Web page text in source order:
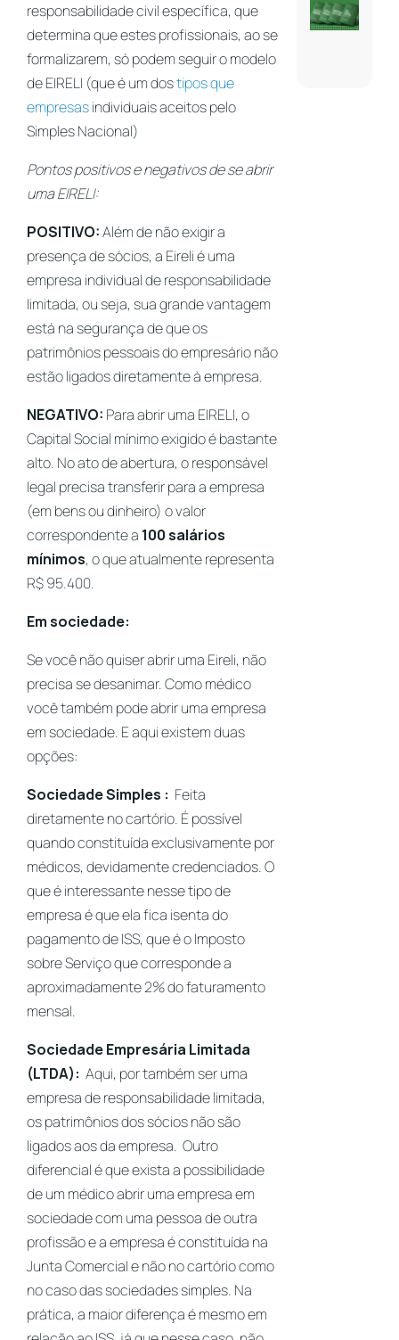
responsabilidade civil específica, que
determina que estes profissionais, ao se
formalizarem, só podem seguir o modelo
de EIRELI (que é um dostipos que
empresasindividuais aceitos pelo
Simples Nacional)
Pontos positivos e negativos de se abrir
uma EIRELI:
POSITIVO:Além de não exigir a
presença de sócios, a Eireli é uma
empresa individual de responsabilidade
limitada, ou seja, sua grande vantagem
está na segurança de que os
patrimônios pessoais do empresário não
estão ligados diretamente à empresa.
NEGATIVO: Para abrir uma EIRELI, o
Capital Social mínimo exigido é bastante
alto. No ato de abertura, o responsável
legal precisa transferir para a empresa
(em bens ou dinheiro) o valor
correspondente a 100 salários
mínimos, o que atualmente representa
R$ 95.400.
Em sociedade:
Se você não quiser abrir uma Eireli, não
precisa se desanimar. Como médico
você também pode abrir uma empresa
em sociedade. E aqui existem duas
opções:
Sociedade Simples : Feita
diretamente no cartório. É possível
quando constituída exclusivamente por
médicos, devidamente credenciados. O
que é interessante nesse tipo de
empresa é que ela fica isenta do
pagamento de ISS, que é o Imposto
sobre Serviço que corresponde a
aproximadamente 2% do faturamento
mensal.
Sociedade Empresária Limitada
(LTDA): Aqui, por também ser uma
empresa de responsabilidade limitada,
os patrimônios dos sócios não são
ligados aos da empresa. Outro
diferencial é que exista a possibilidade
de um médico abrir uma empresa em
sociedade com uma pessoa de outra
profissão e a empresa é constituída na
Junta Comercial e não no cartório como
no caso das sociedades simples. Na
prática, a maior diferença é mesmo em